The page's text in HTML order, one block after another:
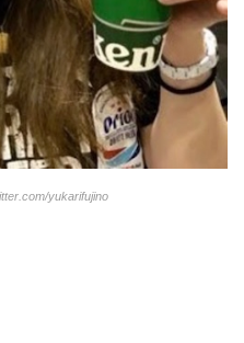
yukarifujino